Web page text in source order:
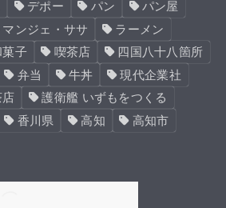
デポー パン
パン屋
マンジェ・ササ
ラーメン
菓子 喫茶店
四国八十八箇所
弁当 牛丼
現代企業社
店
護衛艦 いずもをつくる
香川県 高知 高知市